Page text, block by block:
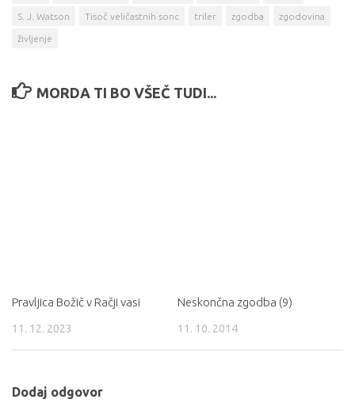
S. J. Watson Tisoč veličastnih sonc triler zgodba zgodovina
življenje
MORDA TI BO VŠEČ TUDI...
Pravljica Božič v Račji vasi
11. 12. 2023
Neskončna zgodba (9)
11. 10. 2014
Dodaj odgovor